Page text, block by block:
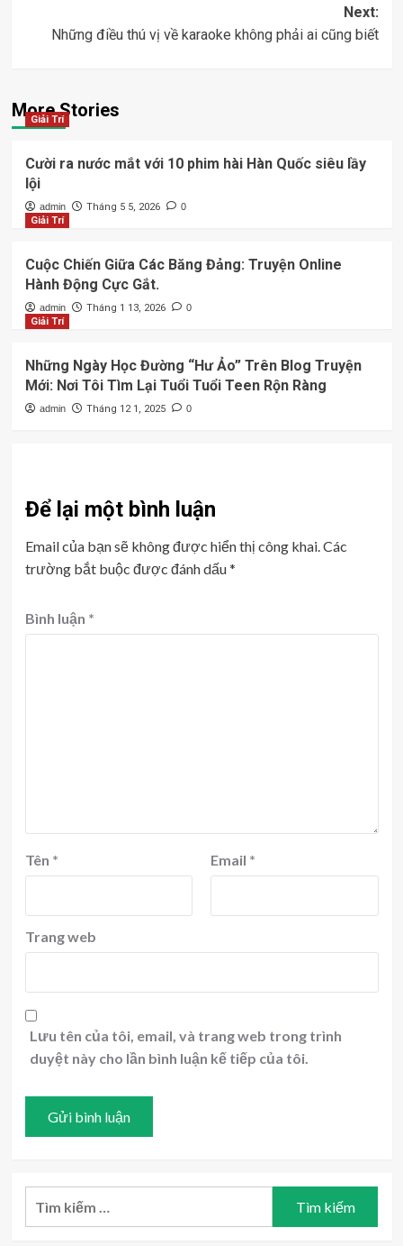
Next:
Những điều thú vị về karaoke không phải ai cũng biết
More Stories
Giải Trí
Cười ra nước mắt với 10 phim hài Hàn Quốc siêu lầy
lội
admin Tháng 5 5, 2026 0
Giải Trí
Cuộc Chiến Giữa Các Băng Đảng: Truyện Online
Hành Động Cực Gắt.
admin Tháng 1 13, 2026 0
Giải Trí
Những Ngày Học Đường “Hư Ảo” Trên Blog Truyện
Mới: Nơi Tôi Tìm Lại Tuổi Tuổi Teen Rộn Ràng
admin Tháng 12 1, 2025 0
Để lại một bình luận
Email của bạn sẽ không được hiển thị công khai.Các
trường bắt buộc được đánh dấu*
Bình luận *
Tên * Email *
Trang web
Lưu tên của tôi, email, và trang web trong trình
duyệt này cho lần bình luận kế tiếp của tôi.